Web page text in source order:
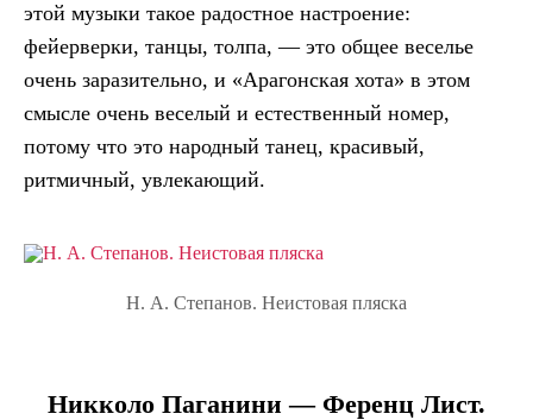
этой музыки такое радостное настроение:
фейерверки, танцы, толпа, — это общее веселье
очень заразительно, и «Арагонская хота» в этом
смысле очень веселый и естественный номер,
потому что это народный танец, красивый,
ритмичный, увлекающий.
Н. А. Степанов. Неистовая пляска
Никколо Паганини — Ференц Лист.